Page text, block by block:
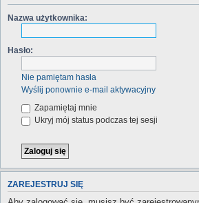
Nazwa użytkownika:
Hasło:
Nie pamiętam hasła
Wyślij ponownie e-mail aktywacyjny
Zapamiętaj mnie
Ukryj mój status podczas tej sesji
ZAREJESTRUJ SIĘ